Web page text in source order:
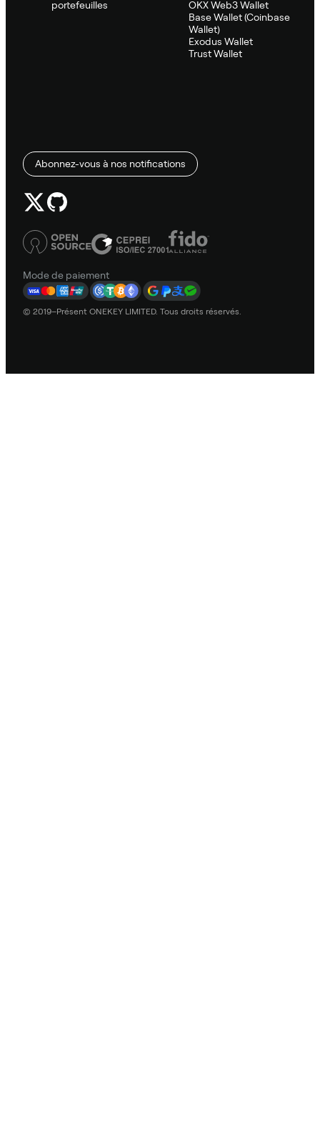
portefeuilles
OKX Web3 Wallet
Base Wallet (Coinbase
Wallet)
Exodus Wallet
Trust Wallet
Abonnez-vous à nos notifications
Mode de paiement
© 2019–Présent ONEKEY LIMITED. Tous droits réservés.